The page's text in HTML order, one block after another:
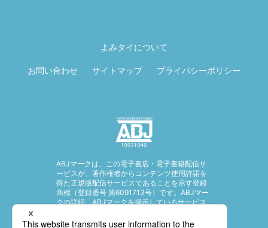
よみタイについて
お問い合わせ サイトマップ プライバシーポリシー
ABJマークは、この電子書店・電子書籍配信サ
ービスが、著作権者からコンテンツ使用許諾を
得た正規版配信サービスであることを示す登録
商標（登録番号 第6091713号）です。ABJマー
クの詳細、ABJマークを掲示しているサービス